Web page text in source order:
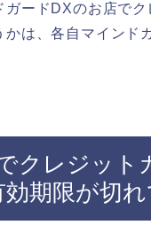
ードDXのお店で
は、各自マインド
クレジット
期限が切れ